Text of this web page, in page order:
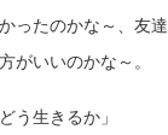
ったのかな～、友
がいいのかな～。
う生きるか」